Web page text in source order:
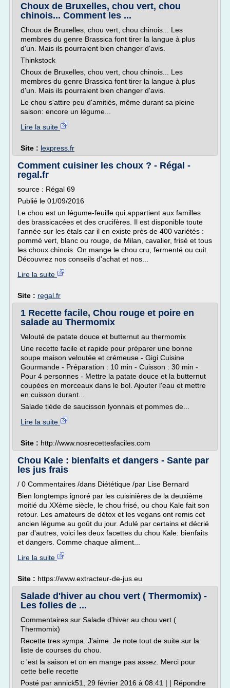
Choux de Bruxelles, chou vert, chou
chinois... Comment les ...
Choux de Bruxelles, chou vert, chou chinois... Les
membres du genre Brassica font tirer la langue à plus
d'un. Mais ils pourraient bien changer d'avis.
Thinkstock
Choux de Bruxelles, chou vert, chou chinois... Les
membres du genre Brassica font tirer la langue à plus
d'un. Mais ils pourraient bien changer d'avis.
Le chou s'attire peu d'amitiés, même durant sa pleine
saison: encore un légume...
Lire la suite
Site : lexpress.fr
Comment cuisiner les choux ? - Régal -
regal.fr
source : Régal 69
Publié le 01/09/2016
Le chou est un légume-feuille qui appartient aux familles
des brassicacées et des crucifères. Il est disponible toute
l'année sur les étals car il en existe près de 400 variétés :
pommé vert, blanc ou rouge, de Milan, cavalier, frisé et tous
les choux chinois. On mange le chou cru, fermenté ou cuit.
Découvrez nos conseils d'achat et nos...
Lire la suite
Site : regal.fr
1 Recette facile, Chou rouge et poire en
salade au Thermomix
Velouté de patate douce et butternut au thermomix
Une recette facile et rapide pour préparer une bonne
soupe maison veloutée et crémeuse - Gigi Cuisine
Gourmande - Préparation : 10 min - Cuisson : 30 min -
Pour 4 personnes - Mettre la patate douce et la butternut
coupées en morceaux dans le bol. Ajouter l'eau et mettre
en cuisson durant...
Salade tiède de saucisson lyonnais et pommes de...
Lire la suite
Site : http://www.nosrecettesfaciles.com
Chou Kale : bienfaits et dangers - Sante par
les jus frais
/ 0 Commentaires /dans Diététique /par Lise Bernard
Bien longtemps ignoré par les cuisinières de la deuxième
moitié du XXème siècle, le chou frisé, ou chou Kale fait son
retour. Les amateurs de détox et les vegans ont remis cet
ancien légume au goût du jour. Adulé par certains et décrié
par d'autres, voici les deux facettes du chou Kale: bienfaits
et dangers. Comme chaque aliment...
Lire la suite
Site : https://www.extracteur-de-jus.eu
Salade d'hiver au chou vert ( Thermomix) -
Les folies de ...
Commentaires sur Salade d'hiver au chou vert (
Thermomix)
Recette tres sympa. J'aime. Je note tout de suite sur la
liste de courses du chou.
c 'est la saison et on en mange pas assez. Merci pour
cette belle recette
Posté par annick51, 29 février 2016 à 08:41 | | Répondre